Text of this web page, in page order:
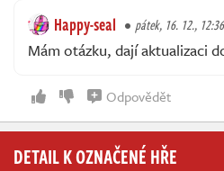
Happy-seal pátek, 16. 12., 12:36
Mám otázku, dají aktualizaci
Odpovědět
DETAIL K OZNAČENÉ HŘE